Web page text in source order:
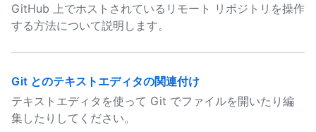
GitHub 上でホストされているリモート リポジトリを操作
する方法について説明します。
Git とのテキストエディタの関連付け
テキストエディタを使って Git でファイルを開いたり編
集したりしてください。